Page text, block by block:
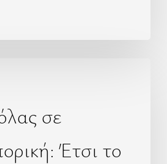
σε
Έτσι το